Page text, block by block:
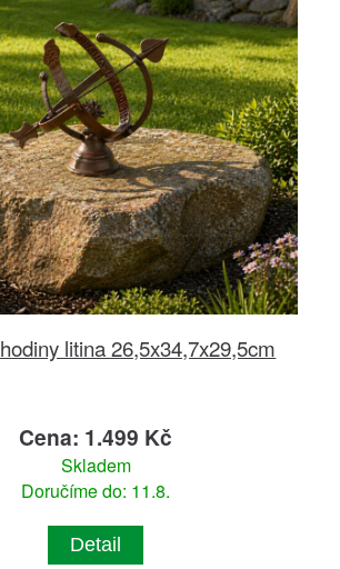
litina 26,5x34,7x29,5cm
Cena: 1.499 Kč
Skladem
Doručíme do: 11.8.
Detail